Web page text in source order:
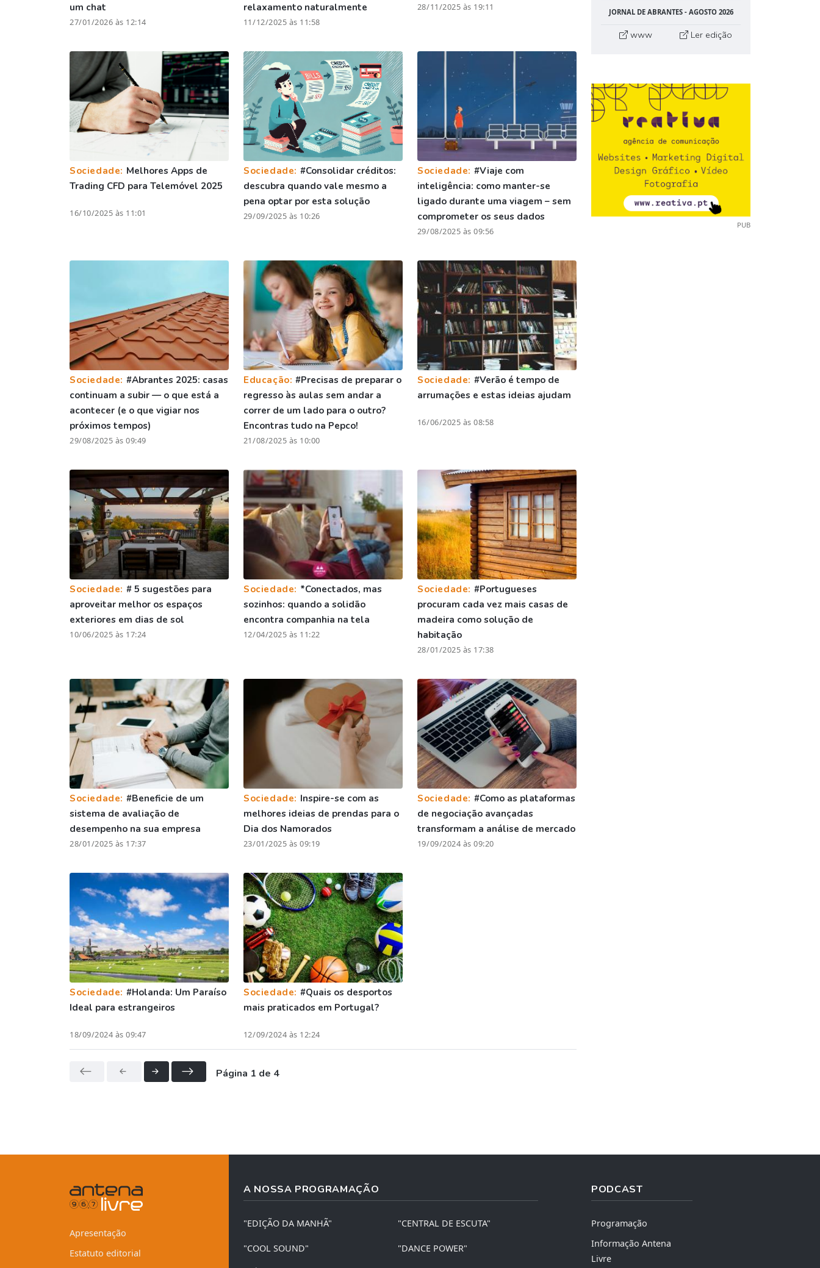
um chat
27/01/2026 às 12:14
relaxamento naturalmente
11/12/2025 às 11:58
28/11/2025 às 19:11
Sociedade: Melhores Apps de
Trading CFD para Telemóvel 2025
16/10/2025 às 11:01
Sociedade: #Consolidar créditos:
descubra quando vale mesmo a
pena optar por esta solução
29/09/2025 às 10:26
Sociedade: #Viaje com
inteligência: como manter-se
ligado durante uma viagem – sem
comprometer os seus dados
29/08/2025 às 09:56
Sociedade: #Abrantes 2025: casas
continuam a subir — o que está a
acontecer (e o que vigiar nos
próximos tempos)
29/08/2025 às 09:49
Educação:#Precisas de preparar o
regresso às aulas sem andar a
correr de um lado para o outro?
Encontras tudo na Pepco!
21/08/2025 às 10:00
Sociedade: #Verão é tempo de
arrumações e estas ideias ajudam
16/06/2025 às 08:58
Sociedade: # 5 sugestões para
aproveitar melhor os espaços
exteriores em dias de sol
10/06/2025 às 17:24
Sociedade: *Conectados, mas
sozinhos: quando a solidão
encontra companhia na tela
12/04/2025 às 11:22
Sociedade: #Portugueses
procuram cada vez mais casas de
madeira como solução de
habitação
28/01/2025 às 17:38
Sociedade: #Beneficie de um
sistema de avaliação de
desempenho na sua empresa
28/01/2025 às 17:37
Sociedade: Inspire-se com as
melhores ideias de prendas para o
Dia dos Namorados
23/01/2025 às 09:19
Sociedade: #Como as plataformas
de negociação avançadas
transformam a análise de mercado
19/09/2024 às 09:20
Sociedade: #Holanda: Um Paraíso
Ideal para estrangeiros
18/09/2024 às 09:47
Sociedade: #Quais os desportos
mais praticados em Portugal?
12/09/2024 às 12:24
Página 1 de 4
JORNAL DE ABRANTES - AGOSTO 2026
www Ler edição
PUB
Apresentação
Estatuto editorial
A NOSSA PROGRAMAÇÃO
"EDIÇÃO DA MANHÃ" "CENTRAL DE ESCUTA"
"COOL SOUND" "DANCE POWER"
PODCAST
Programação
Informação Antena
Livre